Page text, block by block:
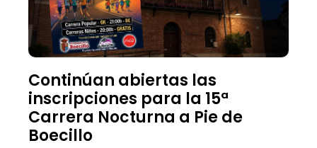
Continúan abiertas las
inscripciones para la 15ª
Carrera Nocturna a Pie de
Boecillo